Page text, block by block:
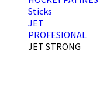
Sticks
JET
PROFESIONAL
JET STRONG